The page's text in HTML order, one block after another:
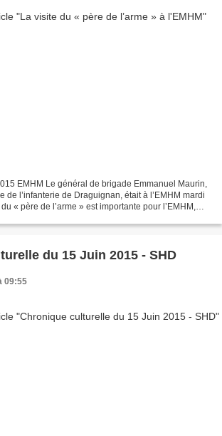
EMHM Le général de brigade Emmanuel Maurin,
de l’infanterie de Draguignan, était à l’EMHM mardi
« père de l’arme » est importante pour l’EMHM,
du 15 Juin 2015 - SHD
09:55